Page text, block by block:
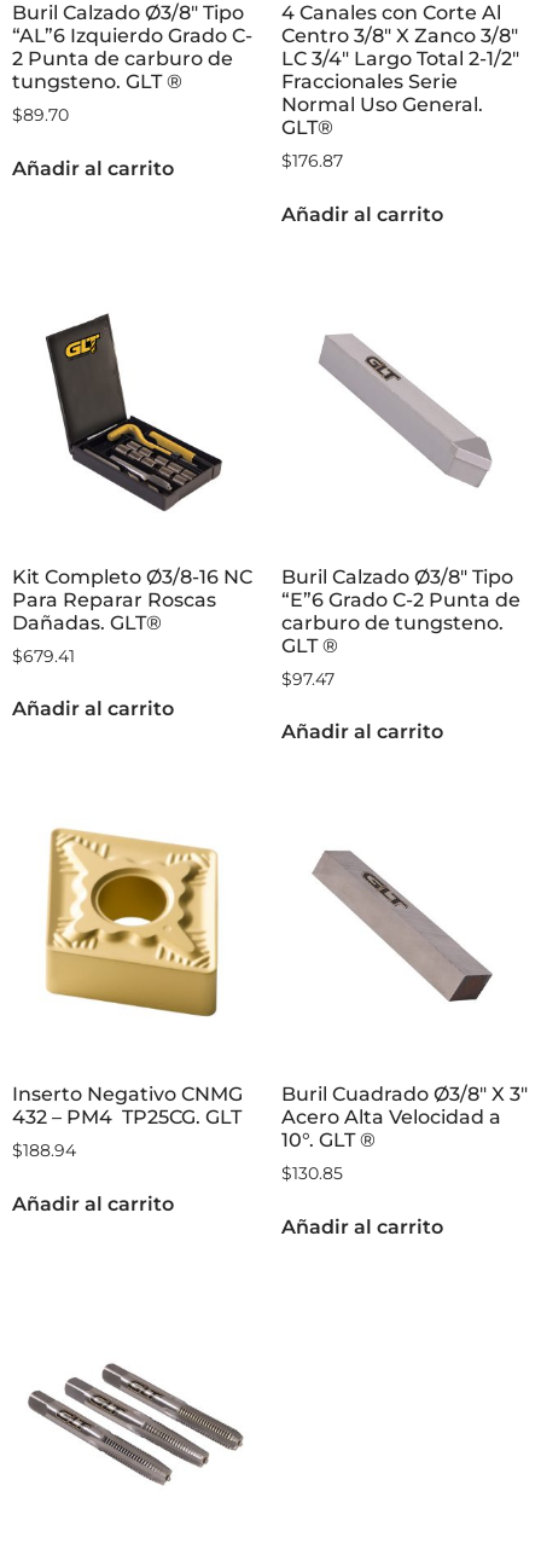
Buril Calzado Ø3/8″ Tipo
“AL”6 Izquierdo Grado C-
2 Punta de carburo de
tungsteno. GLT ®
$89.70
Añadir al carrito
4 Canales con Corte Al
Centro 3/8″ X Zanco 3/8″
LC 3/4″ Largo Total 2-1/2″
Fraccionales Serie
Normal Uso General.
GLT®
$176.87
Añadir al carrito
Kit Completo Ø3/8-16 NC
Para Reparar Roscas
Dañadas. GLT®
$679.41
Añadir al carrito
Buril Calzado Ø3/8″ Tipo
“E”6 Grado C-2 Punta de
carburo de tungsteno.
GLT ®
$97.47
Añadir al carrito
Inserto Negativo CNMG
432 – PM4 TP25CG. GLT
$188.94
Añadir al carrito
Buril Cuadrado Ø3/8″ X 3″
Acero Alta Velocidad a
10°. GLT ®
$130.85
Añadir al carrito